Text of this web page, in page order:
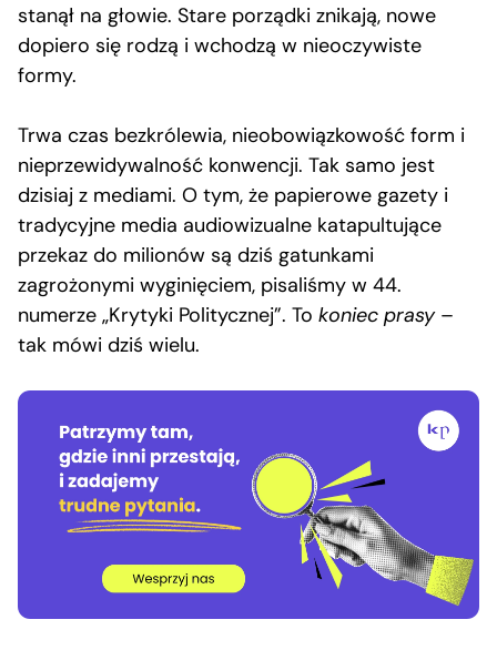
stanął na głowie. Stare porządki znikają, nowe
dopiero się rodzą i wchodzą w nieoczywiste
formy.
Trwa czas bezkrólewia, nieobowiązkowość form i
nieprzewidywalność konwencji. Tak samo jest
dzisiaj z mediami. O tym, że papierowe gazety i
tradycyjne media audiowizualne katapultujące
przekaz do milionów są dziś gatunkami
zagrożonymi wyginięciem, pisaliśmy w 44.
numerze „Krytyki Politycznej”. To koniec prasy–
tak mówi dziś wielu.